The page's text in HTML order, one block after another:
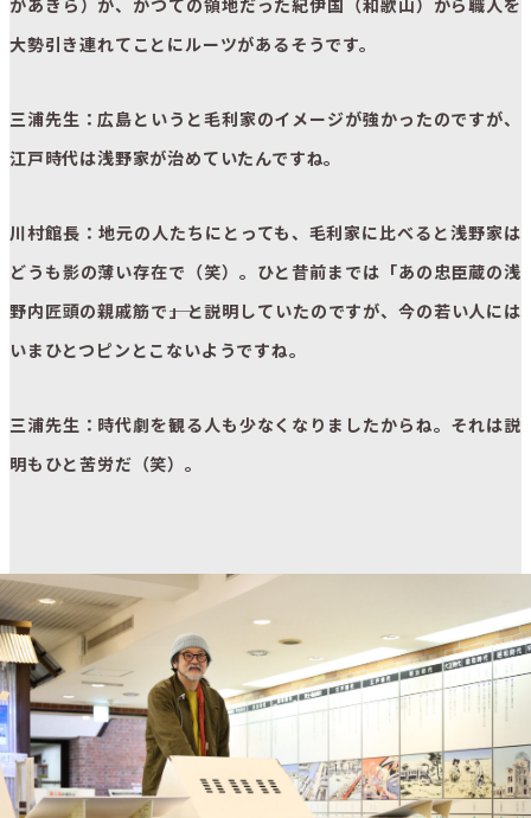
があきら）が、かつての領地だった紀伊国（和歌山）から職人を
大勢引き連れてことにルーツがあるそうです。
三浦先生：広島というと毛利家のイメージが強かったのですが、
江戸時代は浅野家が治めていたんですね。
川村館長：地元の人たちにとっても、毛利家に比べると浅野家は
どうも影の薄い存在で（笑）。ひと昔前までは「あの忠臣蔵の浅
野内匠頭の親戚筋で――」と説明していたのですが、今の若い人には
いまひとつピンとこないようですね。
三浦先生：時代劇を観る人も少なくなりましたからね。それは説
明もひと苦労だ（笑）。